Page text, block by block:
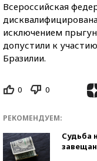
Всероссийская
исключением
допустили к
Бразилии.
0 0
РЕКОМЕНДУЕМ:
Судьба